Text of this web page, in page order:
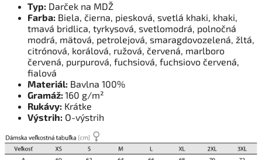
Typ: Darček na MDŽ
Farba: Biela, čierna, piesková, svetlá khaki, khaki,
tmavá bridlica, tyrkysová, svetlomodrá, polnočná
modrá, mätová, petrolejová, smaragdovozelená, žltá,
citrónová, korálová, ružová, červená, marlboro
červená, purpurová, fuchsiová, fuchsiovo červená,
fialová
Materiál: Bavlna 100%
Gramáž: 160 g/m²
Rukávy: Krátke
Výstrih: O-výstrih